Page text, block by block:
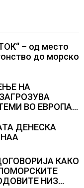
– од место
до морско
НА
ВО ЕВРОПА и
ДЕНЕСКА
КАКО
НИЗ